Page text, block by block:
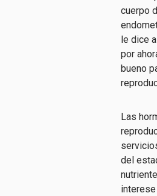
cuerpo
le dice
por
bueno
Las
del